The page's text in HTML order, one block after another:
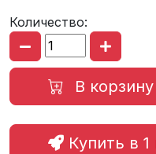
Количество:
В корзину
Купить в 1